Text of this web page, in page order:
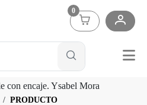
0
con encaje. Ysabel Mora
PRODUCTO